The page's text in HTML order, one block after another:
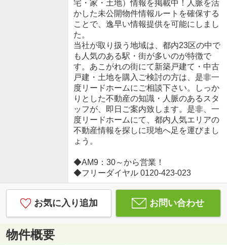
宅・家・土地）情報を掲載中！人脈を活
かした未公開物件情報ルートを確保する
ことで、逸早い情報提供を可能にしまし
た。
当社が取り扱う地域は、都内23区の中で
も人気のある駅・街が多いのが特徴で
す。あこがれの街にて新築戸建て・中古
戸建・土地を購入ご検討の方は、是非一
度リードホームにご相談下さい。しっか
りとした不動産の知識・人脈のあるスタ
ッフが、即日ご案内致します。是非、一
度リードホームにて、都内人気エリアの
不動産情報を探しに現地へ足を運びまし
ょう。
◆AM9：30～から営業！
◆フリーダイヤル 0120-423-023
お気に入り追加 お問い合わせ
物件概要